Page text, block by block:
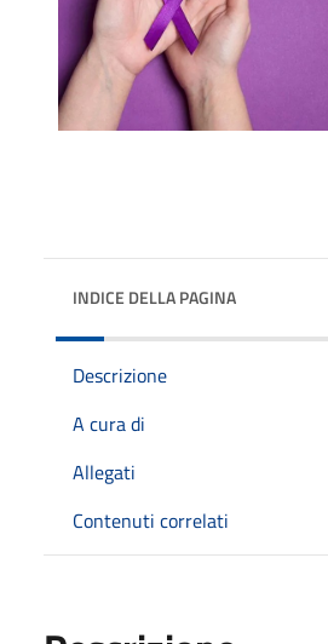
INDICE DELLA PAGINA
Descrizione
A cura di
Allegati
Contenuti correlati